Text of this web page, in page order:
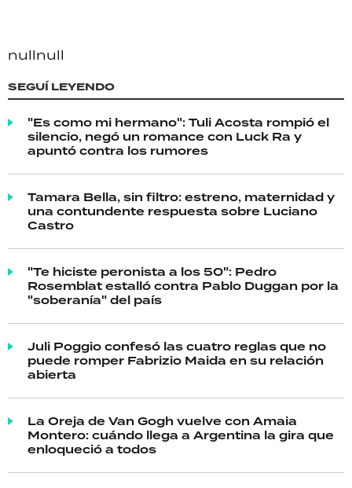
nullnull
SEGUÍ LEYENDO
"Es como mi hermano": Tuli Acosta rompió el
silencio, negó un romance con Luck Ra y
apuntó contra los rumores
Tamara Bella, sin filtro: estreno, maternidad y
una contundente respuesta sobre Luciano
Castro
"Te hiciste peronista a los 50": Pedro
Rosemblat estalló contra Pablo Duggan por la
"soberanía" del país
Juli Poggio confesó las cuatro reglas que no
puede romper Fabrizio Maida en su relación
abierta
La Oreja de Van Gogh vuelve con Amaia
Montero: cuándo llega a Argentina la gira que
enloqueció a todos